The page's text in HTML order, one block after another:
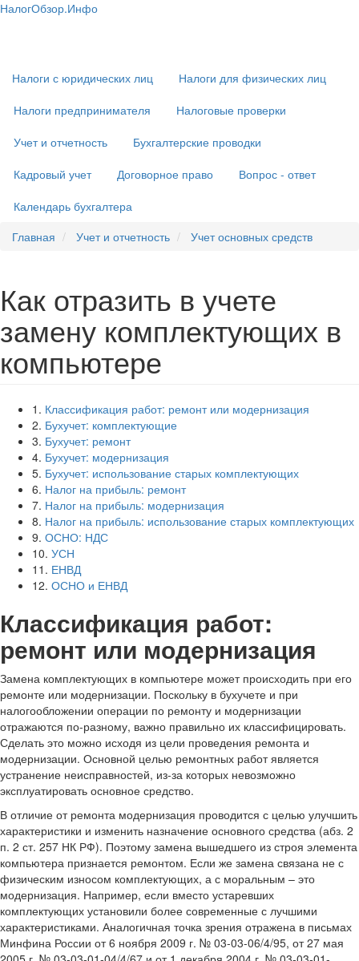
Перейти
НалогОбзор.Инфо
Налоги с юридических лиц
Налоги для физических лиц
Налоги предпринимателя
Налоговые проверки
Учет и отчетность
Бухгалтерские проводки
Кадровый учет
Договорное право
Вопрос - ответ
Календарь бухгалтера
Главная
Учет и отчетность Учет основных средств
Как отразить в учете
замену комплектующих в
компьютере
1. Классификация работ: ремонт или модернизация
2. Бухучет: комплектующие
3. Бухучет: ремонт
4. Бухучет: модернизация
5. Бухучет: использование старых комплектующих
6. Налог на прибыль: ремонт
7. Налог на прибыль: модернизация
8. Налог на прибыль: использование старых комплектующих
9. ОСНО: НДС
10. УСН
11. ЕНВД
12. ОСНО и ЕНВД
Классификация работ:
ремонт или модернизация
Замена комплектующих в компьютере может происходить при его
ремонте или модернизации. Поскольку в бухучете и при
налогообложении операции по ремонту и модернизации
отражаются по-разному, важно правильно их классифицировать.
Сделать это можно исходя из цели проведения ремонта и
модернизации. Основной целью ремонтных работ является
устранение неисправностей, из-за которых невозможно
эксплуатировать основное средство.
В отличие от ремонта модернизация проводится с целью улучшить
характеристики и изменить назначение основного средства (абз. 2
п. 2 ст. 257 НК РФ). Поэтому замена вышедшего из строя элемента
компьютера признается ремонтом. Если же замена связана не с
физическим износом комплектующих, а с моральным – это
модернизация. Например, если вместо устаревших
комплектующих установили более современные с лучшими
характеристиками. Аналогичная точка зрения отражена в письмах
Минфина России от 6 ноября 2009 г. № 03-03-06/4/95, от 27 мая